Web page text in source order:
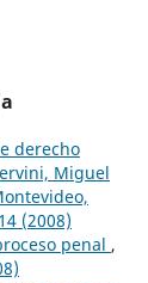
derecho
Miguel
(2008)
penal ,